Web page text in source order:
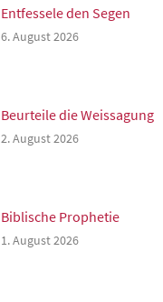
Entfessele den Segen
6. August 2026
Beurteile die Weissagung
2. August 2026
Biblische Prophetie
1. August 2026